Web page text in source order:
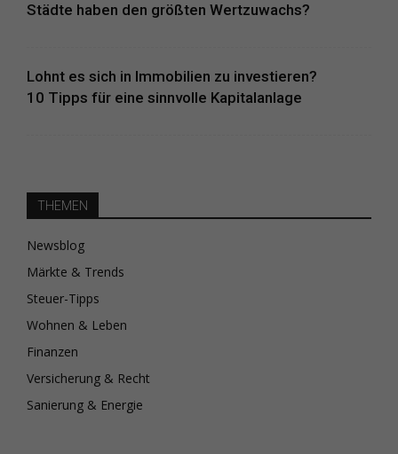
Städte haben den größten Wertzuwachs?
Lohnt es sich in Immobilien zu investieren?
10 Tipps für eine sinnvolle Kapitalanlage
THEMEN
Newsblog
Märkte & Trends
Steuer-Tipps
Wohnen & Leben
Finanzen
Versicherung & Recht
Sanierung & Energie